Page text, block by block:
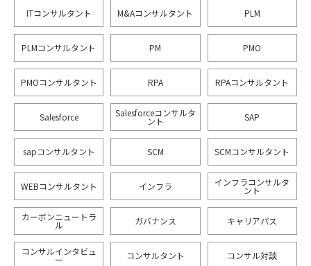
ITコンサルタント M&Aコンサルタント PLM
PLMコンサルタント PM PMO
PMOコンサルタント RPA RPAコンサルタント
Salesforce Salesforceコンサルタ
ント SAP
sapコンサルタント SCM SCMコンサルタント
WEBコンサルタント インフラ インフラコンサルタ
ント
カーボンニュートラ
ル ガバナンス キャリアパス
コンサルインタビュ
ー コンサルタント コンサル対談